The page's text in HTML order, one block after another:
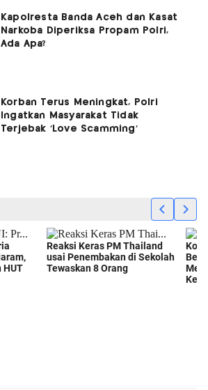
Kapolresta Banda Aceh dan Kasat
Narkoba Diperiksa Propam Polri,
Ada Apa?
Korban Terus Meningkat, Polri
Ingatkan Masyarakat Tidak
Terjebak 'Love Scamming'